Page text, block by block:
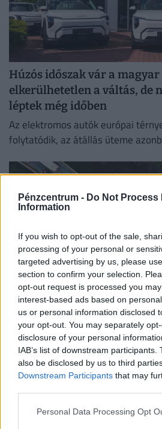
Pénzcentrum - Do Not Process
Information
If you wish to opt-out of the sale,
processing of your personal or
targeted advertising by us, please
section to confirm your selection.
opt-out request is processed you
interest-based ads based on
us or personal information disclosed
your opt-out. You may separately
disclosure of your personal
IAB’s list of downstream
also be disclosed by us to third
Downstream Participants that may
Personal Data Processing Opt
Húzós időszak vár a
elkerülhetetlen a váltás, de
léptek még időben
Az elektromos autók európai
folytatódik, az átállás üteme
Fontos forgalmi változás
közutakon: ezt érdemes
hétvégén autóba ülsz
A következő napokban várható
Közlekedési és Beruházási
óvatosságra kér minden